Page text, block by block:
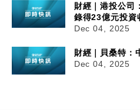
財經｜港投公
錄得23億元投資
Dec 04, 2025
財經｜貝桑特：
Dec 04, 2025